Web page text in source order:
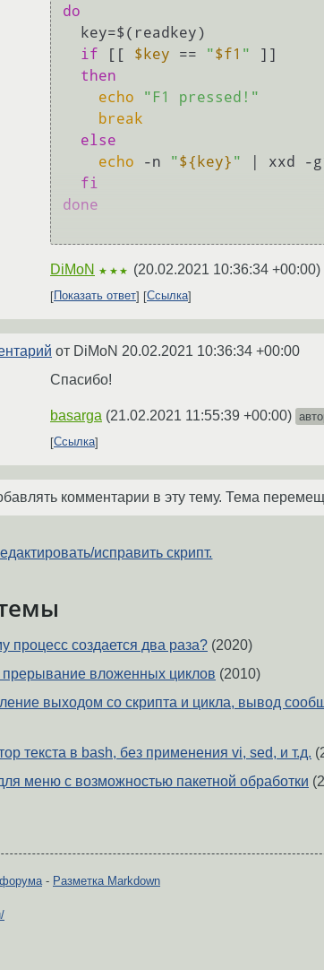
do
if [[ $key == "$f1 "
]]
then
echo
"F1 pressed!"
break
else
echo -n "${key} "
| xxd -
fi
done
DiMoN ★★★ (20.02.2021 10:36:34 +00:00)
Показать ответ Ссылка
от DiMoN 20.02.2021 10:36:34 +00:00
Спасибо!
basarga (21.02.2021 11:55:39 +00:00)
Ссылка
комментарии в эту тему. Тема
исправить скрипт.
процесс создается два раза? (2020)
прерывание вложенных циклов (2010)
выходом со скрипта и цикла, вывод
текста в bash, без применения vi, sed, и т.д.
меню с возможностью пакетной обработки
- Разметка Markdown